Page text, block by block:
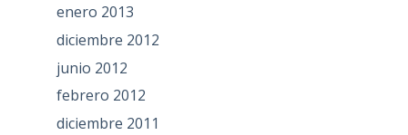
enero 2013
diciembre 2012
junio 2012
febrero 2012
diciembre 2011